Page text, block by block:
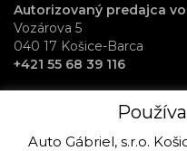
Autorizovaný predajca
Vozárova 5
040 17 Košice-Barca
+421 55 68 39 116
RentAuto požičovňa
Osloboditeľov 70
Auto Gábriel, s.r.o.